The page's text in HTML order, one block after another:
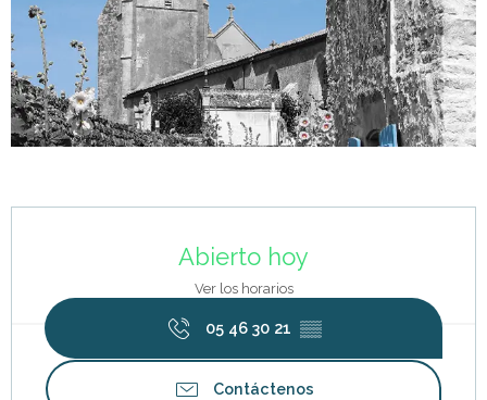
Abierto hoy
Ver los horarios
05 46 30 21 ▒▒
Contáctenos